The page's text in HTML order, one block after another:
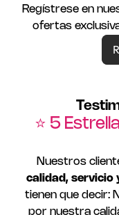
Regístrese en
ofertas
⭐ 5
Nuestros
calidad, servicio
tienen que decir:
por nuestra